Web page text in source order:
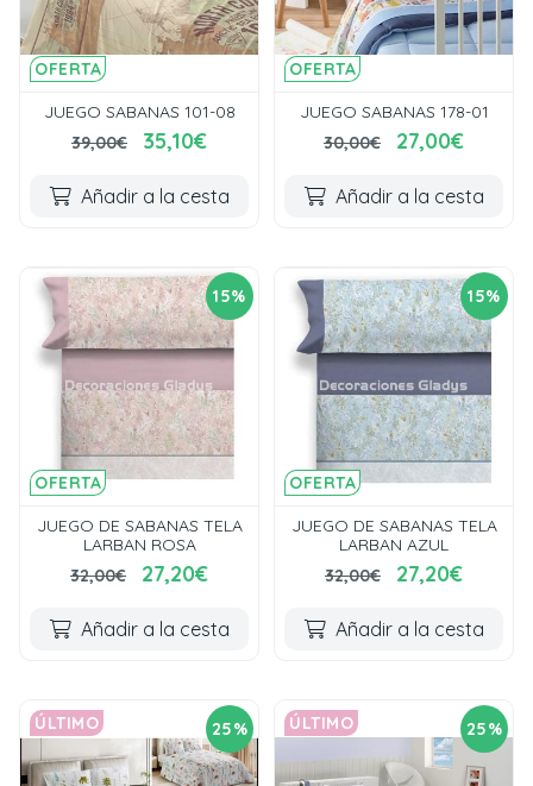
OFERTA
JUEGO SABANAS 101-08
39,00€
35,10€
Añadir a la cesta
OFERTA
JUEGO SABANAS 178-01
30,00€
27,00€
Añadir a la cesta
15%
OFERTA
JUEGO DE SABANAS TELA
LARBAN ROSA
32,00€
27,20€
Añadir a la cesta
15%
OFERTA
JUEGO DE SABANAS TELA
LARBAN AZUL
32,00€
27,20€
Añadir a la cesta
25%
ÚLTIMO 25%
ÚLTIMO